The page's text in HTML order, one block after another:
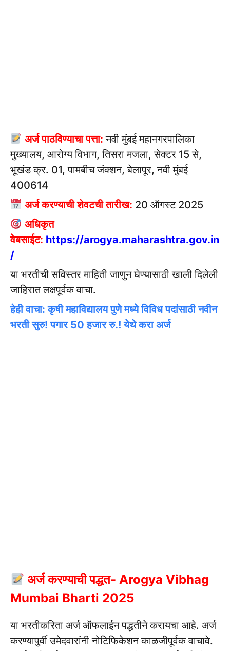
अर्ज पाठविण्याचा पत्ता: नवी मुंबई महानगरपालिका
मुख्यालय, आरोग्य विभाग, तिसरा मजला, सेक्टर 15 से,
भूखंड क्र. 01, पामबीच जंक्शन, बेलापूर, नवी मुंबई
400614
अर्ज करण्याची शेवटची तारीख: 20 ऑगस्ट 2025
अधिकृत
वेबसाईट: https://arogya.maharashtra.gov.in
/
या भरतीची सविस्तर माहिती जाणुन घेण्यासाठी खाली दिलेली
जाहिरात लक्षपूर्वक वाचा.
हेही वाचा: कृषी महाविद्यालय पुणे मध्ये विविध पदांसाठी नवीन
भरती सुरु! पगार 50 हजार रु.! येथे करा अर्ज
अर्ज करण्याची पद्धत- Arogya Vibhag
Mumbai Bharti 2025
या भरतीकरिता अर्ज ऑफलाईन पद्धतीने करायचा आहे. अर्ज
करण्यापुर्वी उमेदवारांनी नोटिफिकेशन काळजीपूर्वक वाचावे.